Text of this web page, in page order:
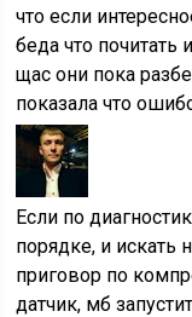
что если
беда что почитать
щас они пока
показала что
Если по
порядке, и искать
приговор по
датчик, мб